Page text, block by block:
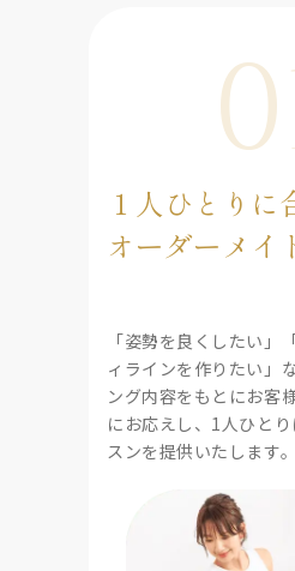
１人ひとりに
オーダーメイ
「姿勢を良くしたい」
ィラインを作りたい」
ング内容をもとにお客
にお応えし、1人ひと
スンを提供いたします。